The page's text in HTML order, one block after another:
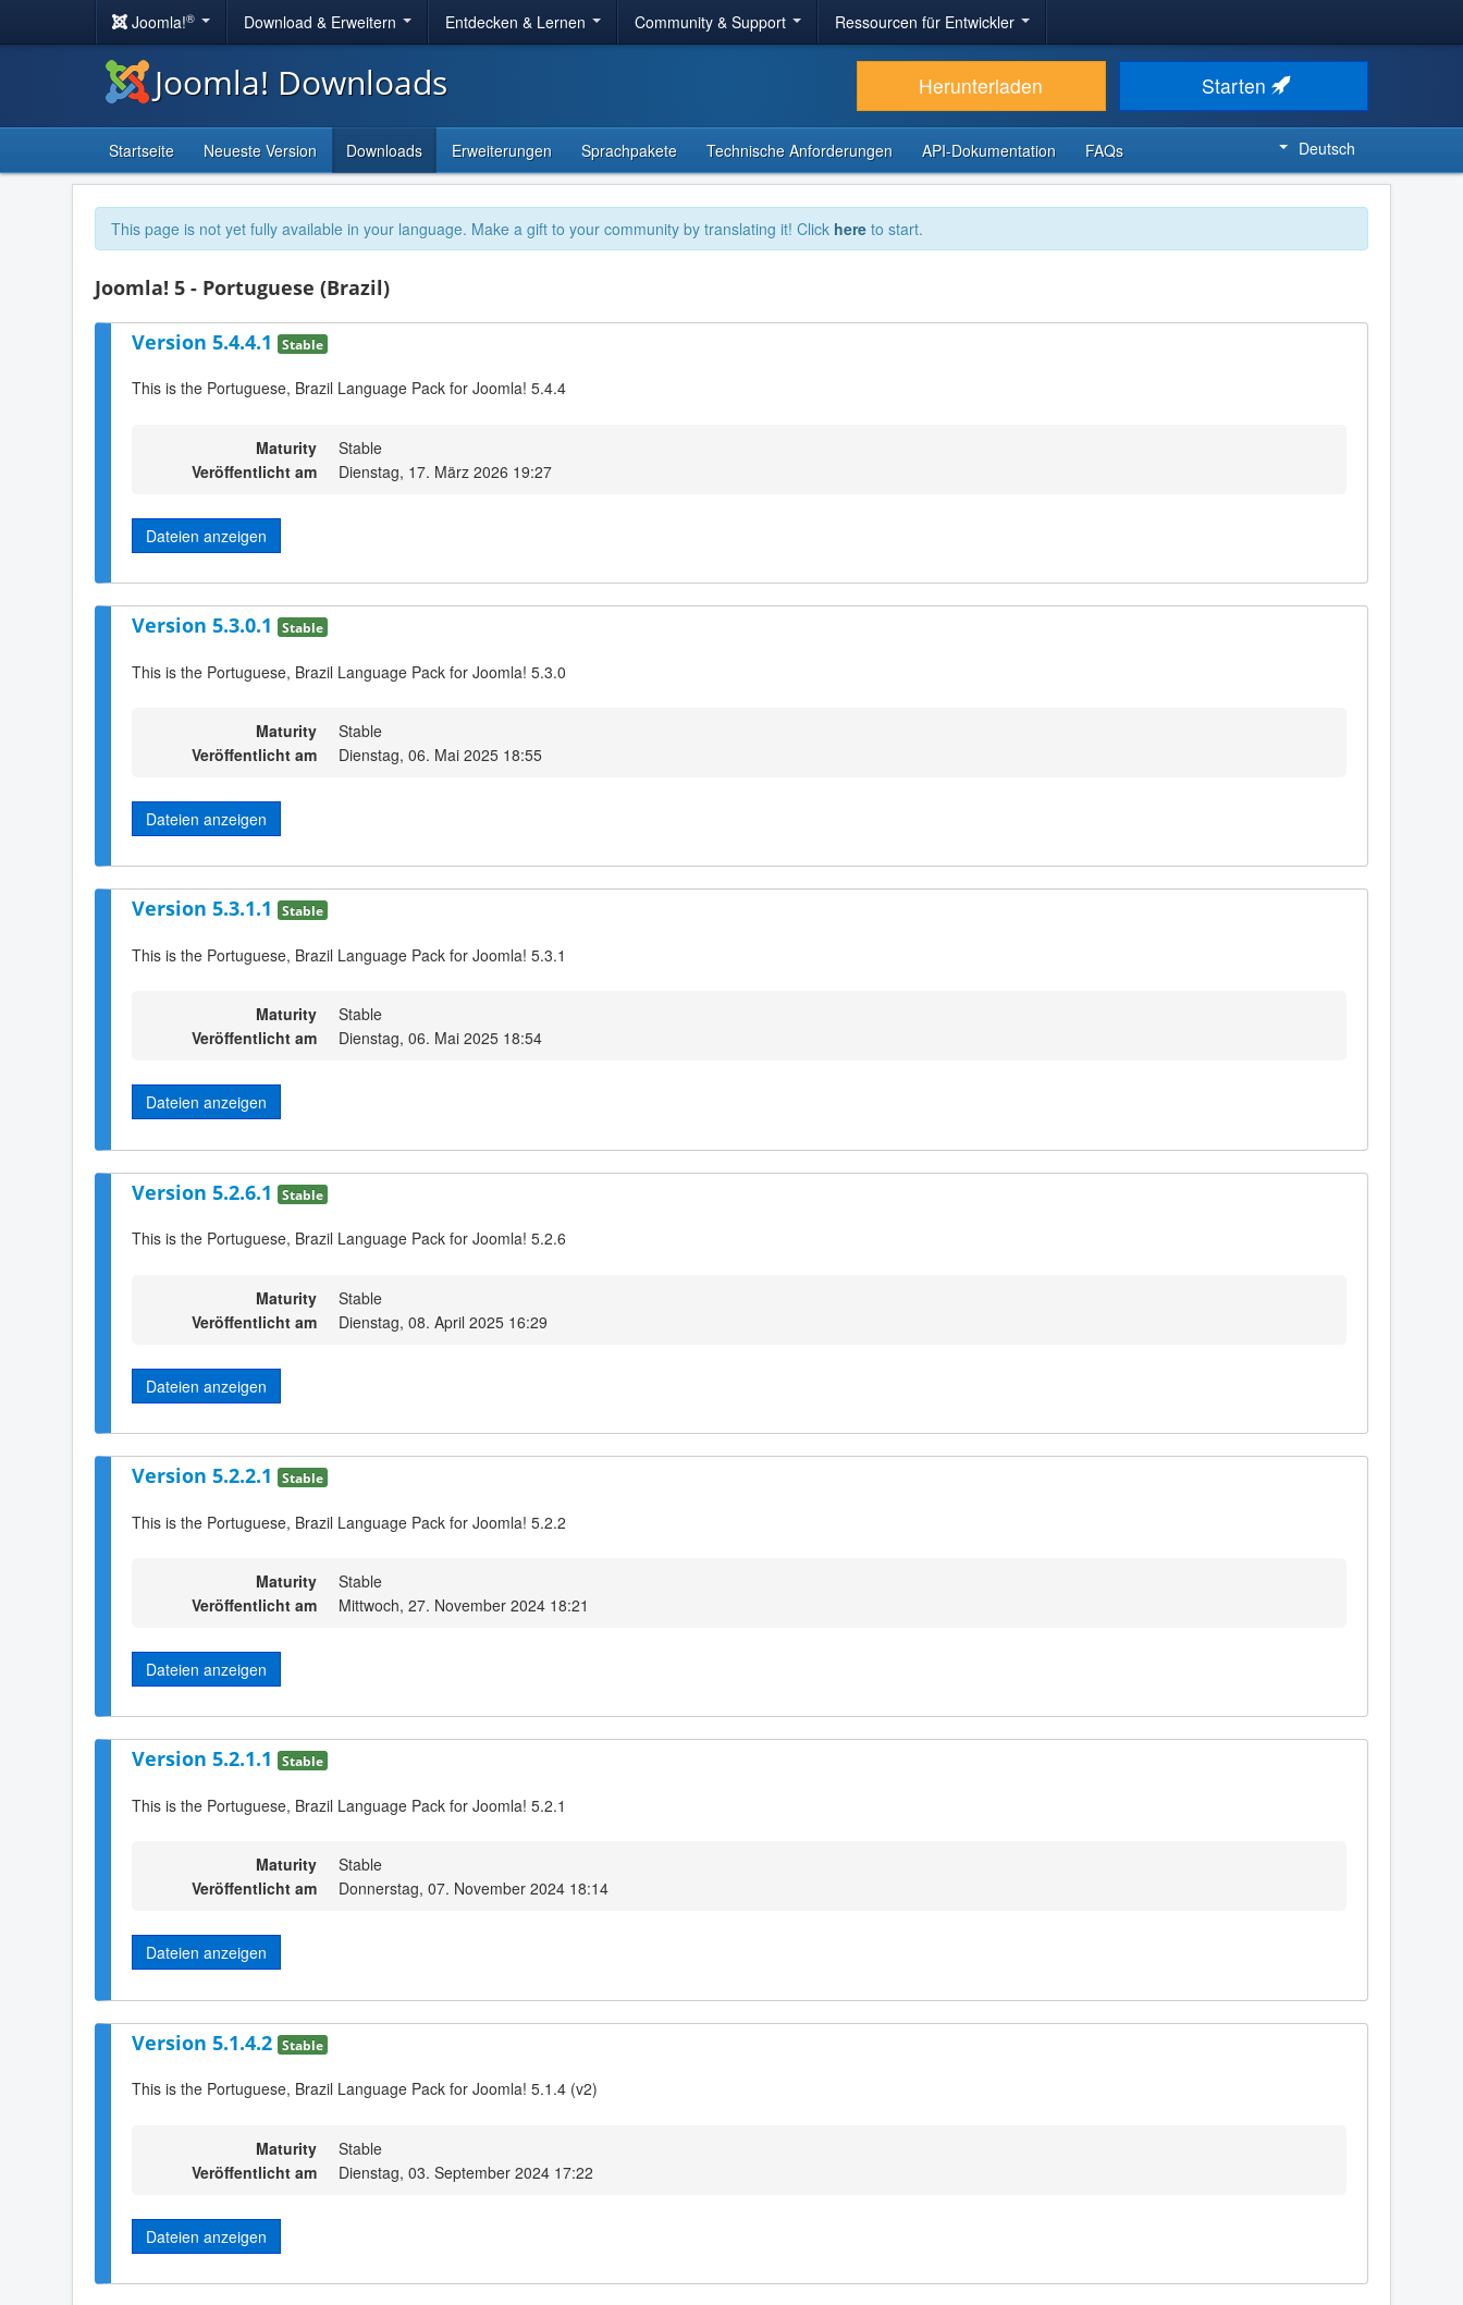
Joomla!® Download & Erweitern Entdecken & Lernen Community & Support Ressourcen für Entwickler
Joomla! Downloads Herunterladen Starten
Startseite Neueste Version Downloads Erweiterungen Sprachpakete Technische Anforderungen API-Dokumentation FAQs Deutsch
This page is not yet fully available in your language. Make a gift to your community by translating it! Click here to start.
Joomla! 5 - Portuguese (Brazil)
Version 5.4.4.1 Stable
This is the Portuguese, Brazil Language Pack for Joomla! 5.4.4
Maturity
Stable
Veröffentlicht am
Dienstag, 17. März 2026 19:27
Dateien anzeigen
Version 5.3.0.1 Stable
This is the Portuguese, Brazil Language Pack for Joomla! 5.3.0
Maturity
Stable
Veröffentlicht am
Dienstag, 06. Mai 2025 18:55
Dateien anzeigen
Version 5.3.1.1 Stable
This is the Portuguese, Brazil Language Pack for Joomla! 5.3.1
Maturity
Stable
Veröffentlicht am
Dienstag, 06. Mai 2025 18:54
Dateien anzeigen
Version 5.2.6.1 Stable
This is the Portuguese, Brazil Language Pack for Joomla! 5.2.6
Maturity
Stable
Veröffentlicht am
Dienstag, 08. April 2025 16:29
Dateien anzeigen
Version 5.2.2.1 Stable
This is the Portuguese, Brazil Language Pack for Joomla! 5.2.2
Maturity
Stable
Veröffentlicht am
Mittwoch, 27. November 2024 18:21
Dateien anzeigen
Version 5.2.1.1 Stable
This is the Portuguese, Brazil Language Pack for Joomla! 5.2.1
Maturity
Stable
Veröffentlicht am
Donnerstag, 07. November 2024 18:14
Dateien anzeigen
Version 5.1.4.2 Stable
This is the Portuguese, Brazil Language Pack for Joomla! 5.1.4 (v2)
Maturity
Stable
Veröffentlicht am
Dienstag, 03. September 2024 17:22
Dateien anzeigen